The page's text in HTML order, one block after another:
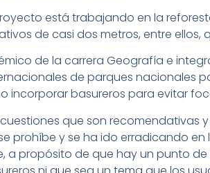
está trabajando en la
de casi dos metros, entre ellos,
de la carrera Geografía e
de parques nacionales
incorporar basureros para evitar
que son recomendativas
prohíbe y se ha ido erradicando
a propósito de que hay un punto